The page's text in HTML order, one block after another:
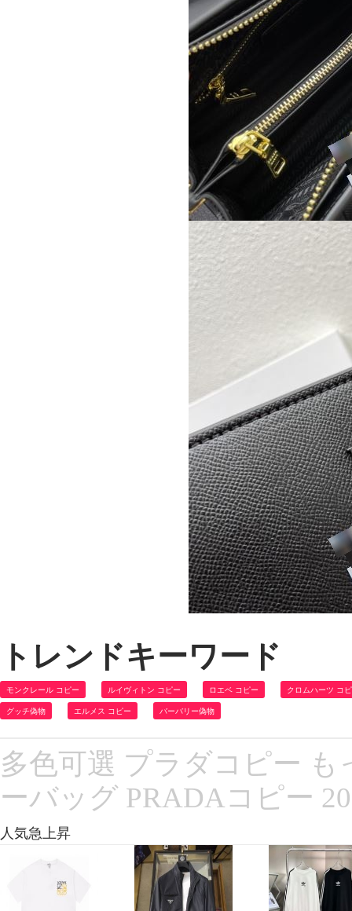
トレンドキーワード
モンクレール コピー ルイヴィトン コピー ロエベ コピー クロムハーツ コ
グッチ偽物 エルメス コピー バーバリー偽物
多色可選 プラダコピー
ーバッグ PRADAコピー
人気急上昇